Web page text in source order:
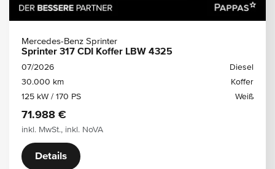
Mercedes-Benz Sprinter
Sprinter 317 CDI Koffer LBW 4325
07/2026
Diesel
30.000 km
Koffer
125 kW / 170 PS
Weiß
71.988 €
inkl. MwSt., inkl. NoVA
Details